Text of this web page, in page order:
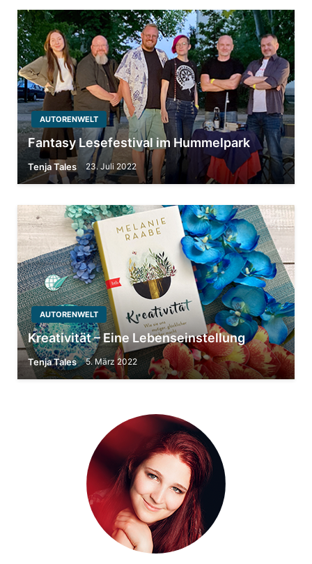
AUTORENWELT
Fantasy Lesefestival im Hummelpark
Tenja Tales 23. Juli 2022
AUTORENWELT
Kreativität – Eine Lebenseinstellung
Tenja Tales 5. März 2022